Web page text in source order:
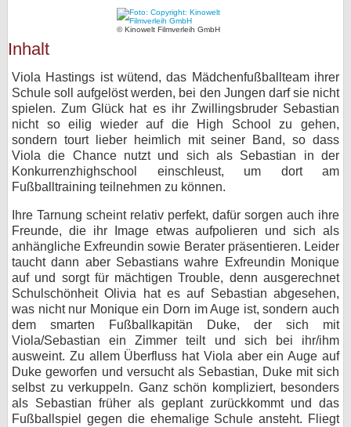
© Kinowelt Filmverleih GmbH
Inhalt
Viola Hastings ist wütend, das Mädchenfußballteam ihrer
Schule soll aufgelöst werden, bei den Jungen darf sie nicht
spielen. Zum Glück hat es ihr Zwillingsbruder Sebastian
nicht so eilig wieder auf die High School zu gehen,
sondern tourt lieber heimlich mit seiner Band, so dass
Viola die Chance nutzt und sich als Sebastian in der
Konkurrenzhighschool einschleust, um dort am
Fußballtraining teilnehmen zu können.
Ihre Tarnung scheint relativ perfekt, dafür sorgen auch ihre
Freunde, die ihr Image etwas aufpolieren und sich als
anhängliche Exfreundin sowie Berater präsentieren. Leider
taucht dann aber Sebastians wahre Exfreundin Monique
auf und sorgt für mächtigen Trouble, denn ausgerechnet
Schulschönheit Olivia hat es auf Sebastian abgesehen,
was nicht nur Monique ein Dorn im Auge ist, sondern auch
dem smarten Fußballkapitän Duke, der sich mit
Viola/Sebastian ein Zimmer teilt und sich bei ihr/ihm
ausweint. Zu allem Überfluss hat Viola aber ein Auge auf
Duke geworfen und versucht als Sebastian, Duke mit sich
selbst zu verkuppeln. Ganz schön kompliziert, besonders
als Sebastian früher als geplant zurückkommt und das
Fußballspiel gegen die ehemalige Schule ansteht. Fliegt
Kontakt
Datenschutz
Cookie-Einstellungen
Impressum
Desktop-Ansicht